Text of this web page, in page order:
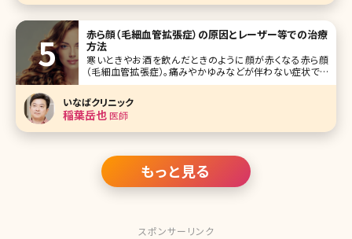
赤ら顔（毛細血管拡張症）の原因とレーザー等での治療
方法
寒いときやお酒を飲んだときのように顔が赤くなる赤ら顔
（毛細血管拡張症）。痛みやかゆみなどが伴わない症状です
が、女性にとっては深刻な悩みとなるトラブルです。これま
科、美容皮膚科ではさまざまな治療によって赤ら顔が改善で
きるようになっています。ここでは
いなばクリニック
稲葉岳也医師
もっと見る
スポンサーリンク